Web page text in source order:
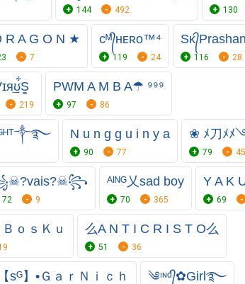
144 492 130
R A G O N ★
7
ᴄᴹ᭄ʜᴇʀo™⁴
119 24 116 28
219
PWㅤM A M B A☂ ⁹⁹⁹
97 86
N u n g g u i n y a
90 77 79 45
72 9
ᴬᴵᴺᴳ乂sad boy
70 365
Y A K
69
ｏｓＫｕ 么A N T I C R I S T O么
51 36
【sᴳ】•ＧａｒＮｉｃｈ ༄ᶦᶰᵈ᭄✿Girl࿐